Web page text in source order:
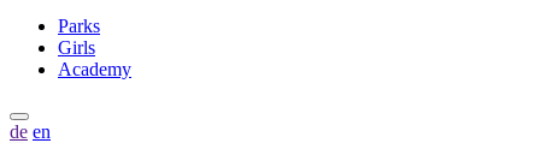
Parks
Girls
Academy
de en